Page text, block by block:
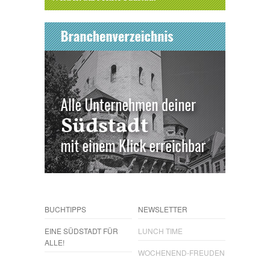
BUCHTIPPS
EINE SÜDSTADT FÜR
ALLE!
NEWSLETTER
LUNCH TIME
WOCHENEND-FREUDEN